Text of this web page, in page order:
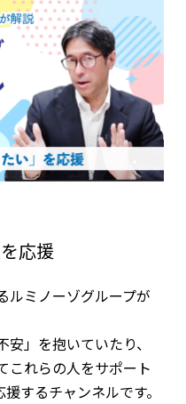
応援
ルミノーゾグループが
」を抱いていたり、
これらの人をサポート
するチャンネルです。